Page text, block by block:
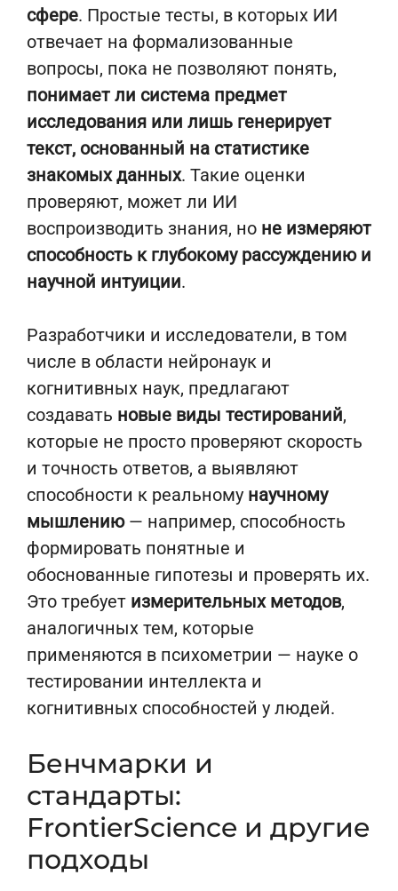
сфере. Простые тесты, в которых ИИ
отвечает на формализованные
вопросы, пока не позволяют понять,
понимает ли система предмет
исследования или лишь генерирует
текст, основанный на статистике
знакомых данных. Такие оценки
проверяют, может ли ИИ
воспроизводить знания, но не измеряют
способность к глубокому рассуждению и
научной интуиции.
Разработчики и исследователи, в том
числе в области нейронаук и
когнитивных наук, предлагают
создавать новые виды тестирований,
которые не просто проверяют скорость
и точность ответов, а выявляют
способности к реальному научному
мышлению— например, способность
формировать понятные и
обоснованные гипотезы и проверять их.
Это требует измерительных методов,
аналогичных тем, которые
применяются в психометрии — науке о
тестировании интеллекта и
когнитивных способностей у людей.
Бенчмарки и
стандарты:
FrontierScience и другие
подходы